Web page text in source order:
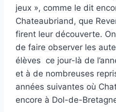
jeux », comme le dit
Chateaubriand, que
firent leur découverte.
de faire observer les
élèves ce jour-là de
et à de nombreuses
années suivantes où
encore à Dol-de-